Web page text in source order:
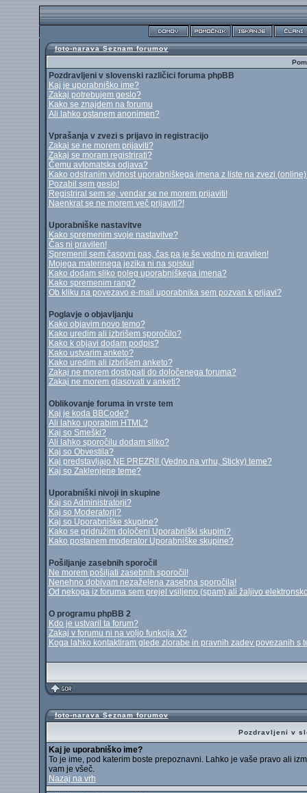
foto-narava Seznam forumov
Pozdravljeni v slovenski različici foruma phpBB
Kaj je uporabniško ime?
Zakaj potrebujem geslo?
Kako se znajdem na forumu
Ali lahko ostanem anonimen?
Vprašanja v zvezi s prijavo in registracijo
Zakaj se ne morem prijaviti?
Zakaj se moram registrirati?
Čemu avtomatska odjava?
Kako odstranim vidnost uporabniškega imena z liste na zvezi
Pozabil sem geslo!
Registriral sem se, vendar se ne morem prijaviti!
Naenkrat se ne morem več prijaviti?!
Uporabniške nastavitve
Kako spremenim svoje nastavitve?
Čas ni pravilen!
Spremenil sem časovni pas, čas pa je še vedno ni pravilen!
Mojega materinega jezika ni na spisku!
Kako dodam sliko poleg uporabniškega imena?
Kako spremenim rang?
Ob kliku na povezavo e-mail uporabnika sem pozvan k prijavi?
Poglavje o objavljanju
Kako objavim novo temo?
Kako uredim ali izbrišem sporočilo?
Kako k objavi dodam podpis?
Kako ustvarim anketo?
Kako uredim ali izbrišem anketo?
Zakaj ne morem dostopati do določenega foruma?
Zakaj ne morem glasovati v anketi?
Oblikovanje foruma in vrste tem
Kaj je koda BBCode?
Ali lahko uporabim HTML?
Kaj so Smeški?
Ali lahko sporočilu dodam sliko?
Kaj so Obvestila?
Kaj predstavljajo NE PREZRI! (Vedno na vrhu, Sticky) teme?
Kaj so Zaklenjene teme?
Uporabniški nivoji in skupine
Kaj so Administratorji?
Kaj so Moderatorji?
Kaj so Uporabniške skupine?
Kako se pridružim določeni Uporabniški skupini?
Kako postanem moderator Uporabniške skupine?
Pošiljanje zasebnih sporočil
Ne morem pošiljati zasebnih sporočil!
Nenehno dobivam nezaželena zasebna sporočila!
Od nekoga iz foruma sem prejel vsiljeno (spam) ali žaljivo
O programu phpBB 2
Kdo je ustvaril ta forum?
Zakaj v forumu ni na voljo funkcija X?
Koga lahko kontaktiram glede zlorabe in pravnih zadev povezanih s
foto-narava Seznam forumov
Pozdravljeni v
Kaj je uporabniško ime?
To je ime, pod katerim boste prepoznavni. Lahko je vaše pravo ali
vam je všeč.
Nazaj na vrh